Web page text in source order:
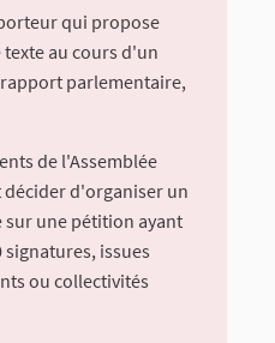
qui propose
au cours d'un
parlementaire,
de l'Assemblée
d'organiser un
sur une pétition ayant
issues
ou collectivités